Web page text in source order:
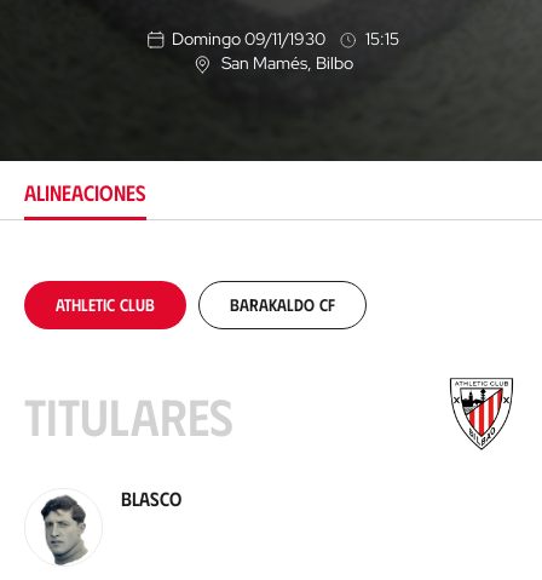
Domingo 09/11/1930
15:15
U
ó
San Mamés, Bilbo
ALINEACIONES
Athletic Club Barakaldo CF
Titulares
Blasco